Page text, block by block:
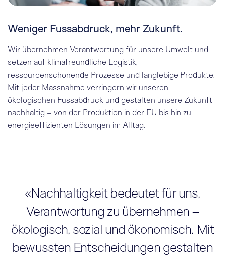
Weniger Fussabdruck, mehr Zukunft.
Wir übernehmen Verantwortung für unsere Umwelt und
setzen auf klimafreundliche Logistik,
ressourcenschonende Prozesse und langlebige Produkte.
Mit jeder Massnahme verringern wir unseren
ökologischen Fussabdruck und gestalten unsere Zukunft
nachhaltig – von der Produktion in der EU bis hin zu
energieeffizienten Lösungen im Alltag.
«Nachhaltigkeit bedeutet für uns,
Verantwortung zu übernehmen –
ökologisch, sozial und ökonomisch. Mit
bewussten Entscheidungen gestalten